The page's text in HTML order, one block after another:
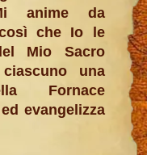
anime da
che Io le
Mio Sacro
una
Fornace
evangelizza